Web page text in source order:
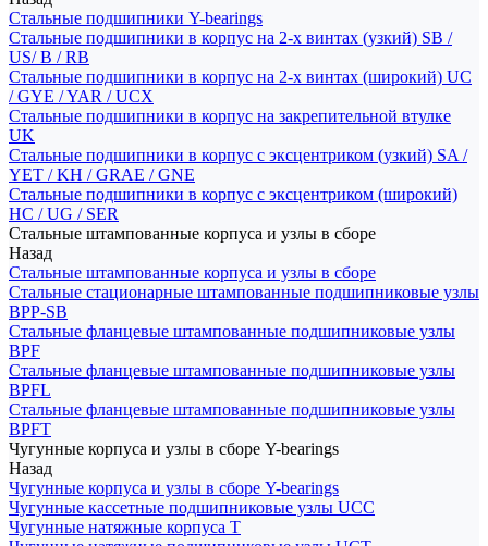
Стальные подшипники Y-bearings
Стальные подшипники в корпус на 2-х винтах (узкий) SB /
US/ B / RB
Стальные подшипники в корпус на 2-х винтах (широкий) UC
/ GYE / YAR / UCX
Стальные подшипники в корпус на закрепительной втулке
UK
Стальные подшипники в корпус с эксцентриком (узкий) SA /
YET / KH / GRAE / GNE
Стальные подшипники в корпус с эксцентриком (широкий)
HC / UG / SER
Стальные штампованные корпуса и узлы в сборе
Назад
Стальные штампованные корпуса и узлы в сборе
Стальные стационарные штампованные подшипниковые узлы
BPP-SB
Стальные фланцевые штампованные подшипниковые узлы
BPF
Стальные фланцевые штампованные подшипниковые узлы
BPFL
Стальные фланцевые штампованные подшипниковые узлы
BPFT
Чугунные корпуса и узлы в сборе Y-bearings
Назад
Чугунные корпуса и узлы в сборе Y-bearings
Чугунные кассетные подшипниковые узлы UCC
Чугунные натяжные корпуса T